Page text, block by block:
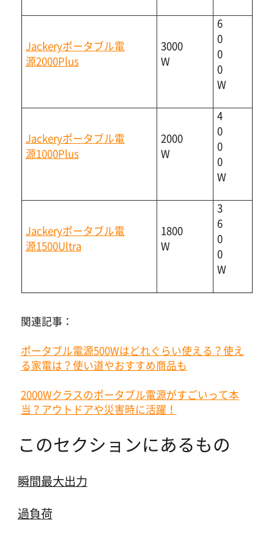
Jackeryポータブル電
源2000Plus
3000
W
6
0
0
0
W
Jackeryポータブル電
源1000Plus
2000
W
4
0
0
0
W
Jackeryポータブル電
源1500Ultra
1800
W
3
6
0
0
W
関連記事：
ポータブル電源500Wはどれぐらい使える？使え
る家電は？使い道やおすすめ商品も
2000Wクラスのポータブル電源がすごいって本
当？アウトドアや災害時に活躍！
このセクションにあるもの
瞬間最大出力
過負荷